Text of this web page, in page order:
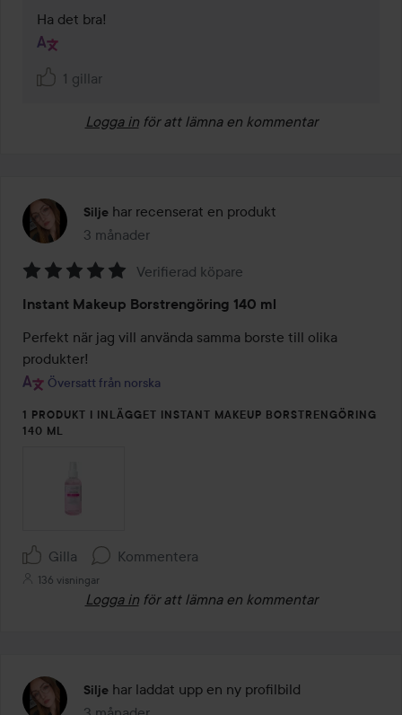
Ha det bra!
1 gillar
Logga in för att lämna en kommentar
Silje har recenserat en produkt
3 månader
Inlägget skapades 3 månader
5
av
5
Verifierad köpare
Instant Makeup Borstrengöring 140 ml
Perfekt när jag vill använda samma borste till olika
produkter!
Översatt från norska
1 PRODUKT I INLÄGGET INSTANT MAKEUP BORSTRENGÖRING
140 ML
Gilla Kommentera
136 visningar
Logga in för att lämna en kommentar
Silje har laddat upp en ny profilbild